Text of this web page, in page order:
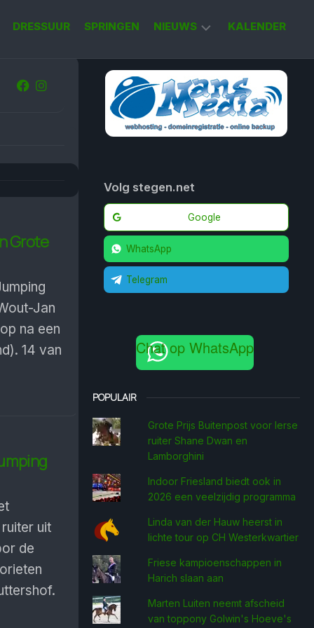
DRESSUUR SPRINGEN NIEUWS
KORT
NIEUWS
KALENDER
Grote
Jan
na een
14 van
uit
de
Volg stegen.net
Google
WhatsApp
Telegram
Chat op WhatsApp
POPULAIR
Grote Prijs Buitenpost voor Ierse
ruiter Shane Dwan en
Lamborghini
Indoor Friesland biedt ook in
2026 een veelzijdig programma
Linda van der Hauw heerst in
lichte tour op CH Westerkwartier
Friese kampioenschappen in
Harich slaan aan
Marten Luiten neemt afscheid
van toppony Golwin's Hoeve's